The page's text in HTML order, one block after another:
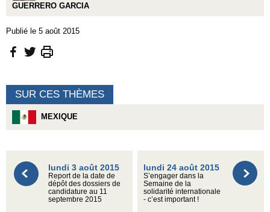
GUERRERO GARCIA
Publié le 5 août 2015
SUR CES THÈMES
MEXIQUE
lundi 3 août 2015
Report de la date de
dépôt des dossiers de
candidature au 11
septembre 2015
lundi 24 août 2015
S’engager dans la
Semaine de la
solidarité internationale
- c’est important !